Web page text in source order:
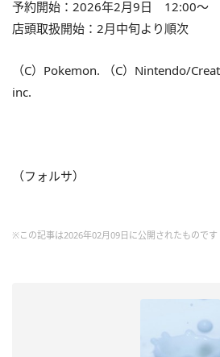
予約開始：2026年2月9日 12:00～
店頭取扱開始：2月中旬より順次
（C）Pokemon. （C）Nintendo/
inc.
（フォルサ）
※この記事は2026年02月09日に公開されたものです